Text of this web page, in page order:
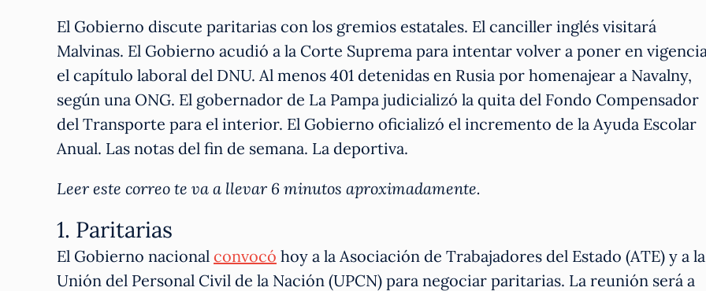
El Gobierno discute paritarias con los gremios estatales. El canciller inglés visitará
Malvinas. El Gobierno acudió a la Corte Suprema para intentar volver a poner en
el capítulo laboral del DNU. Al menos 401 detenidas en Rusia por homenajear a Navalny,
según una ONG. El gobernador de La Pampa judicializó la quita del Fondo Compensador
del Transporte para el interior. El Gobierno oficializó el incremento de la Ayuda Escolar
Anual. Las notas del fin de semana. La deportiva.
Leer este correo te va a llevar 6 minutos aproximadamente.
1. Paritarias
El Gobierno nacional convocó hoy a la Asociación de Trabajadores del Estado (ATE) y a la
Unión del Personal Civil de la Nación (UPCN) para negociar paritarias. La reunión será a